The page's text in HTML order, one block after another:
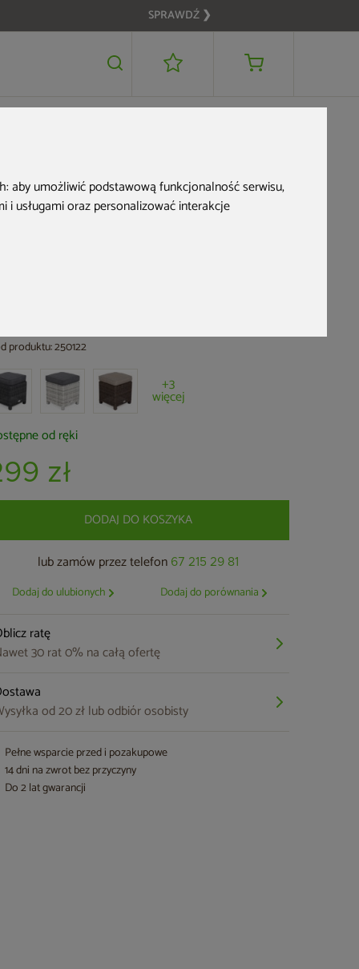
aby umożliwić podstawową funkcjonalność serwisu,
i usługami oraz personalizować interakcje
SPRAWDŹ ❯
299 zł DODAJ DO KOSZYKA
ogrodowy
produktu: 250122
+3
więcej
od ręki
zł
DODAJ DO KOSZYKA
lub zamów przez telefon 67 215 29 81
Dodaj do ulubionych Dodaj do porównania
ratę
30 rat 0% na całą ofertę
od 20 zł lub odbiór osobisty
Pełne wsparcie przed i pozakupowe
14 dni na zwrot bez przyczyny
Do 2 lat gwarancji